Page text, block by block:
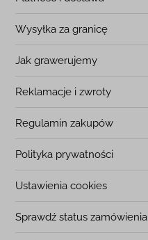
Wysyłka za granicę
Jak grawerujemy
Reklamacje i zwroty
Regulamin zakupów
Polityka prywatności
Ustawienia cookies
Sprawdź status zamówienia